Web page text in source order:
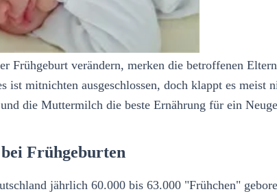
Frühgeburt verändern, merken die betroffenen
ist mitnichten ausgeschlossen, doch klappt es
die Muttermilch die beste Ernährung für ein
bei Frühgeburten
jährlich 60.000 bis 63.000 "Frühchen"